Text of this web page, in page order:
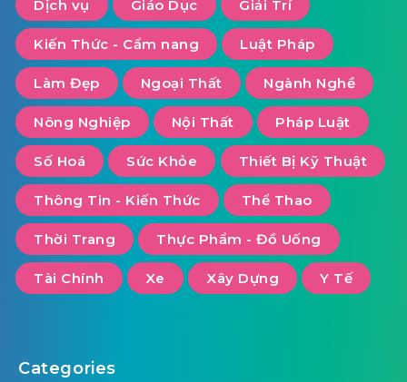
Dịch vụ Giáo Dục Giải Trí
Kiến Thức - Cẩm nang Luật Pháp
Làm Đẹp Ngoại Thất Ngành Nghề
Nông Nghiệp Nội Thất Pháp Luật
Số Hoá Sức Khỏe Thiết Bị Kỹ Thuật
Thông Tin - Kiến Thức Thể Thao
Thời Trang Thực Phẩm - Đồ Uống
Tài Chính Xe Xây Dựng Y Tế
Categories